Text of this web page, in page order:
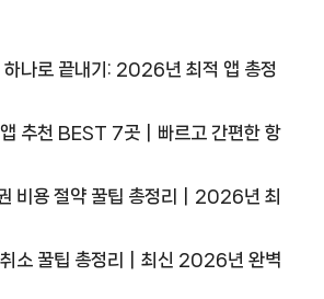
하나로 끝내기: 2026년 최적 앱 총정
추천 BEST 7곳｜빠르고 간편한 항
비용 절약 꿀팁 총정리｜2026년 최
소 꿀팁 총정리｜최신 2026년 완벽